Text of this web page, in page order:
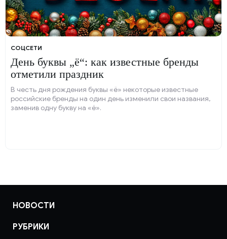
COЦСЕТИ
День буквы „ё“: как известные бренды
отметили праздник
В честь дня рождения буквы «ё» некоторые известные
российские бренды на один день изменили свои названия,
заменив одну букву на «ё».
НОВОСТИ
РУБРИКИ